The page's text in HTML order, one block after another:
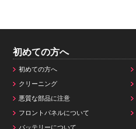
初めての方へ
初めての方へ
クリーニング
悪質な部品に注意
フロントパネルについて
バッテリーについて